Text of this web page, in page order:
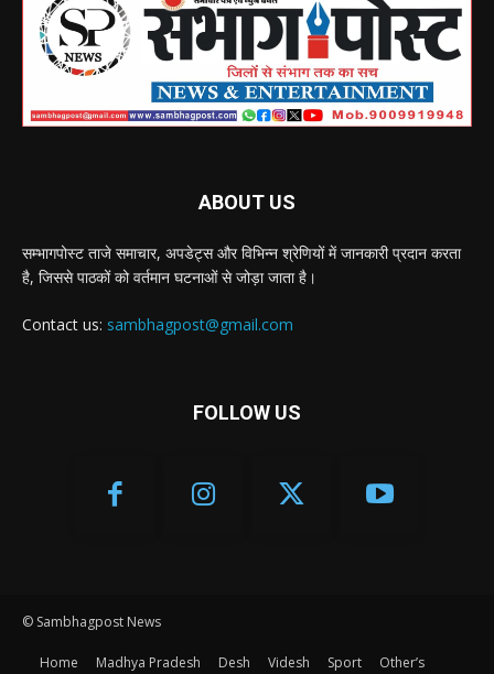
ABOUT US
सम्भागपोस्ट ताजे समाचार, अपडेट्स और विभिन्न श्रेणियों में जानकारी प्रदान करता
है, जिससे पाठकों को वर्तमान घटनाओं से जोड़ा जाता है।
Contact us: sambhagpost@gmail.com
FOLLOW US
© Sambhagpost News
Home Madhya Pradesh Desh Videsh Sport Other’s